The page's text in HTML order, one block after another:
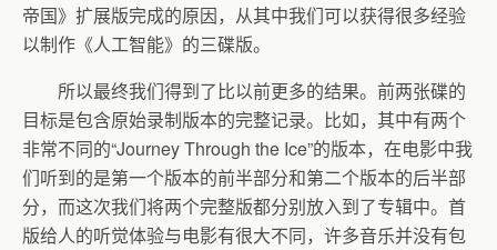
帝国》扩展版完成的原因，从其中我们可以获得很多经验
以制作《人工智能》的三碟版。
所以最终我们得到了比以前更多的结果。前两张碟的
目标是包含原始录制版本的完整记录。比如，其中有两个
非常不同的“Journey Through the Ice”的版本，在电影中我
们听到的是第一个版本的前半部分和第二个版本的后半部
分，而这次我们将两个完整版都分别放入到了专辑中。首
版给人的听觉体验与电影有很大不同，许多音乐并没有包